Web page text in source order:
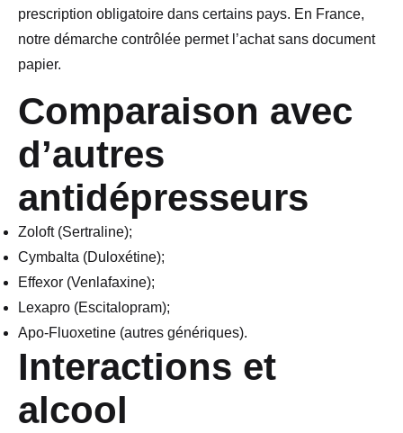
prescription obligatoire dans certains pays. En France,
notre démarche contrôlée permet l’achat sans document
papier.
Comparaison avec
d’autres
antidépresseurs
Zoloft (Sertraline);
Cymbalta (Duloxétine);
Effexor (Venlafaxine);
Lexapro (Escitalopram);
Apo-Fluoxetine (autres génériques).
Interactions et
alcool